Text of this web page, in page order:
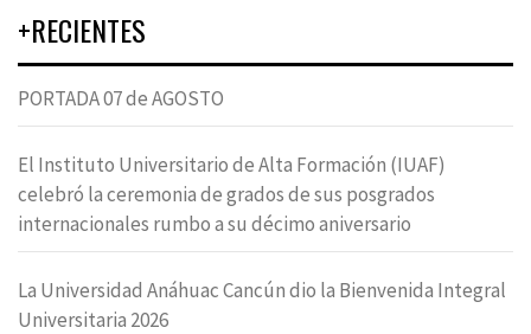
+RECIENTES
PORTADA 07 de AGOSTO
El Instituto Universitario de Alta Formación (IUAF)
celebró la ceremonia de grados de sus posgrados
internacionales rumbo a su décimo aniversario
La Universidad Anáhuac Cancún dio la Bienvenida Integral
Universitaria 2026